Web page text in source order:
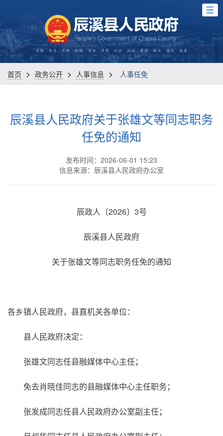
首页 > 政务公开 > 人事信息 > 人事任免
辰溪县人民政府关于张雄文等同志职务
任免的通知
发布时间：2026-06-01 15:23
信息来源：辰溪县人民政府办公室
辰政人〔2026〕3号
辰溪县人民政府
关于张雄文等同志职务任免的通知
各乡镇人民政府，县直机关各单位：
县人民政府决定：
张雄文同志任县融媒体中心主任；
免去肖晓佳同志的县融媒体中心主任职务；
张发成同志任县人民政府办公室副主任；